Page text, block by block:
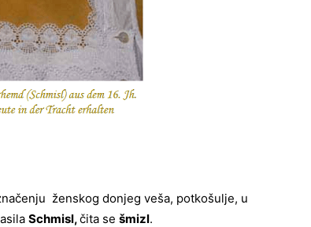
ženskog donjeg veša, potkošulje, u
Schmisl,čita se šmizl.